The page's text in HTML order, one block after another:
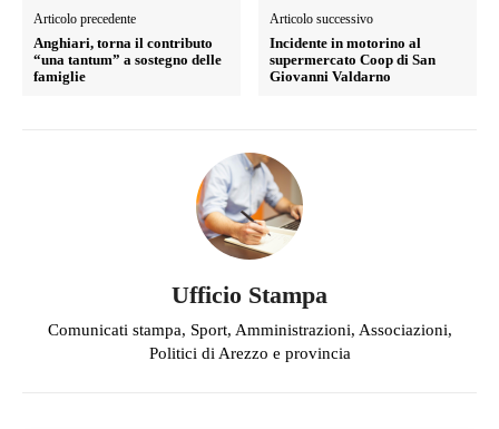
Articolo precedente
Anghiari, torna il contributo
“una tantum” a sostegno delle
famiglie
Articolo successivo
Incidente in motorino al
supermercato Coop di San
Giovanni Valdarno
Ufficio Stampa
Comunicati stampa, Sport, Amministrazioni, Associazioni,
Politici di Arezzo e provincia